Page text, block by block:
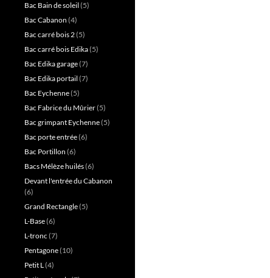
Bac Bain de soleil (5)
Bac Cabanon (4)
Bac carré bois 2(5)
Bac carré bois Edika(5)
Bac Edika garage(7)
Bac Edika portail (7)
Bac Eychenne(5)
Bac Fabrice du Mûrier(5)
Bac grimpant Eychenne(5)
Bac porte entrée(6)
Bac Portillon (6)
Bacs Mélèze huilés(6)
Devant l'entrée du Cabanon
(6)
Grand Rectangle(5)
L-Base(6)
L-tronc (7)
Pentagone(10)
Petit L(4)